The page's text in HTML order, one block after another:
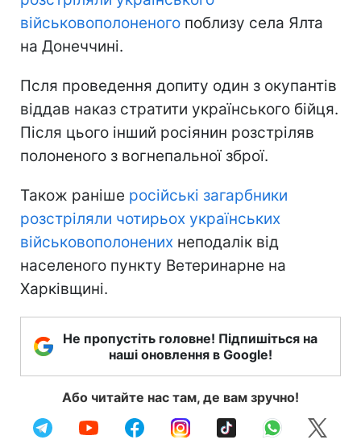
військовополоненого поблизу села Ялта
на Донеччині.
Псля проведення допиту один з окупантів
віддав наказ стратити українського бійця.
Після цього інший росіянин розстріляв
полоненого з вогнепальної зброї.
Також раніше російські загарбники
розстріляли чотирьох українських
військовополонених неподалік від
населеного пункту Ветеринарне на
Харківщині.
Не пропустіть головне! Підпишіться на
наші оновлення в Google!
Або читайте нас там, де вам зручно!